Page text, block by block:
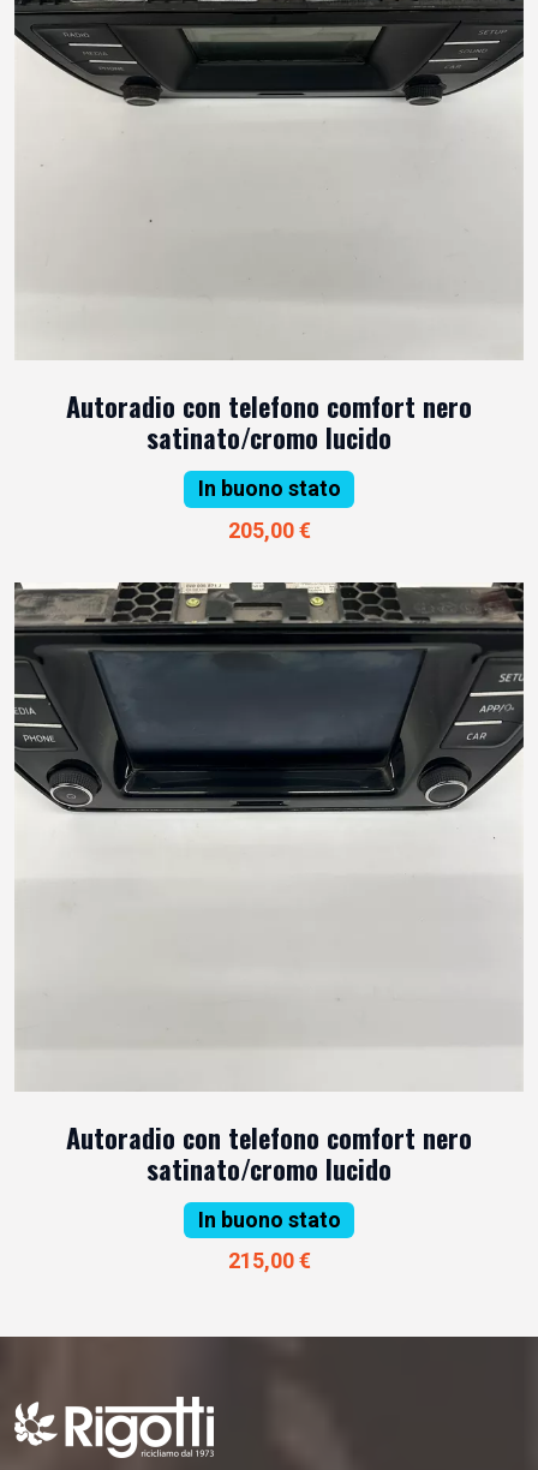
Autoradio con telefono comfort nero
satinato/cromo lucido
In buono stato
205,00 €
Autoradio con telefono comfort nero
satinato/cromo lucido
In buono stato
215,00 €